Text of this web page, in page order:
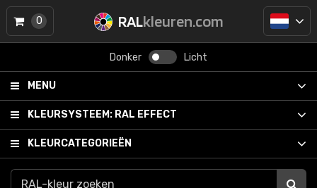
RALkleuren.com
Donker Licht
MENU
KLEURSYSTEEM: RAL EFFECT
KLEURCATEGORIEËN
0